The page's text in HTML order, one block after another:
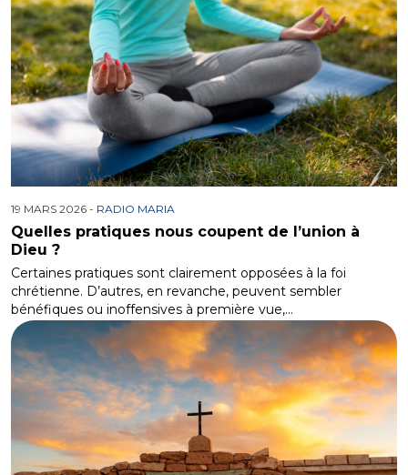
19 MARS 2026 - RADIO MARIA
Quelles pratiques nous coupent de l’union à
Dieu ?
Certaines pratiques sont clairement opposées à la foi
chrétienne. D’autres, en revanche, peuvent sembler
bénéfiques ou inoffensives à première vue,…